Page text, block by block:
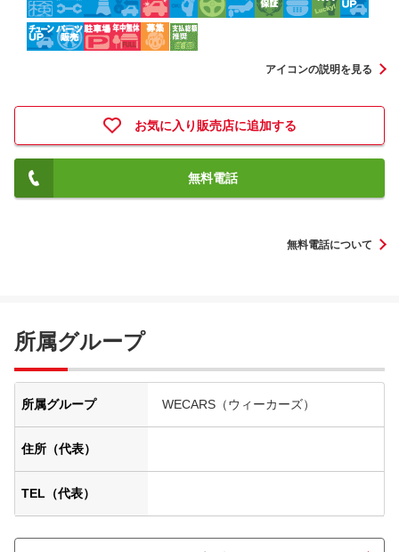
アイコンの説明を見る
お気に入り販売店に追加する
無料電話
無料電話について
所属グループ
所属グループ WECARS（ウィーカーズ）
住所（代表）
TEL（代表）